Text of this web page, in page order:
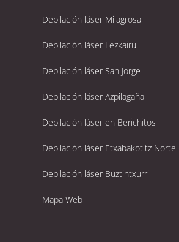
Depilación láser Milagrosa
Depilación láser Lezkairu
Depilación láser San Jorge
Depilación láser Azpilagaña
Depilación láser en Berichitos
Depilación láser Etxabakotitz Norte
Depilación láser Buztintxurri
Mapa Web